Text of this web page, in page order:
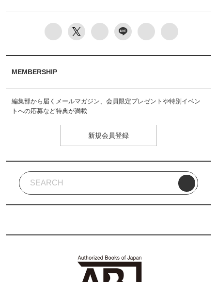
MEMBERSHIP
編集部から届くメールマガジン、会員限定プレゼントや特別イベン
トへの応募など特典が満載
新規会員登録